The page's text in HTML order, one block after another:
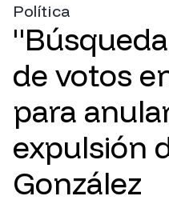
Política
de votos
para
expulsión
González